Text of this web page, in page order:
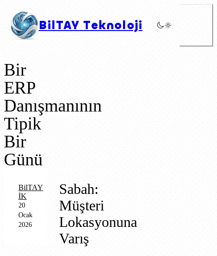
BilTAY Teknoloji
Bir
ERP
Danışmanının
Tipik
Bir
Günü
BilTAY
İK
20
Ocak
2026
Sabah:
Müşteri
Lokasyonuna
Varış